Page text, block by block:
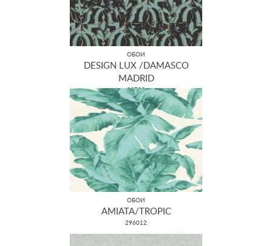
ОБОИ
DESIGN LUX /DAMASCO
MADRID
22700
ОБОИ
AMIATA/TROPIC
296012